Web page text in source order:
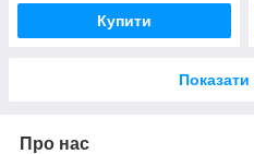
Купити
Про нас